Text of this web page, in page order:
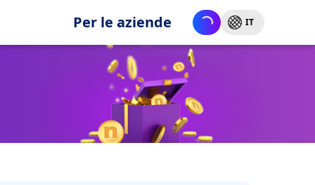
Per le aziende IT